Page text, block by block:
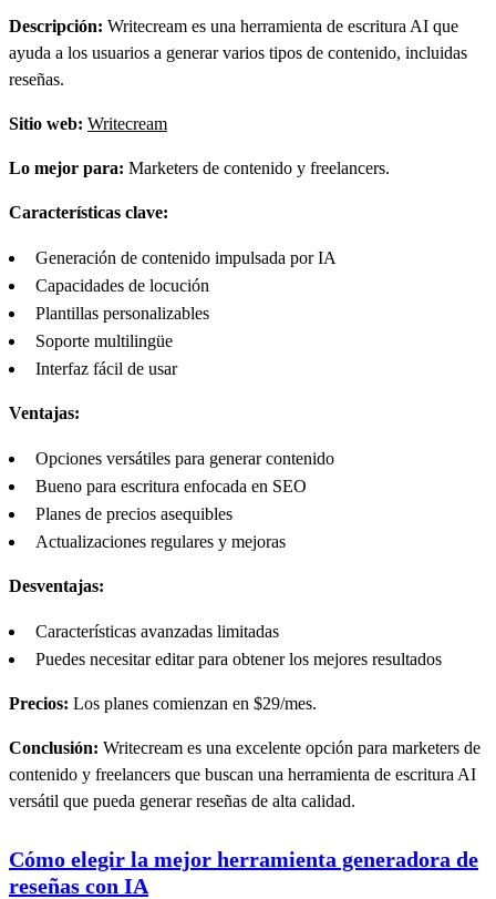
Descripción: Writecream es una herramienta de escritura AI que
ayuda a los usuarios a generar varios tipos de contenido, incluidas
reseñas.
Sitio web: Writecream
Lo mejor para: Marketers de contenido y freelancers.
Características clave:
Generación de contenido impulsada por IA
Capacidades de locución
Plantillas personalizables
Soporte multilingüe
Interfaz fácil de usar
Ventajas:
Opciones versátiles para generar contenido
Bueno para escritura enfocada en SEO
Planes de precios asequibles
Actualizaciones regulares y mejoras
Desventajas:
Características avanzadas limitadas
Puedes necesitar editar para obtener los mejores resultados
Precios: Los planes comienzan en $29/mes.
Conclusión: Writecream es una excelente opción para marketers de
contenido y freelancers que buscan una herramienta de escritura AI
versátil que pueda generar reseñas de alta calidad.
Cómo elegir la mejor herramienta generadora de
reseñas con IA